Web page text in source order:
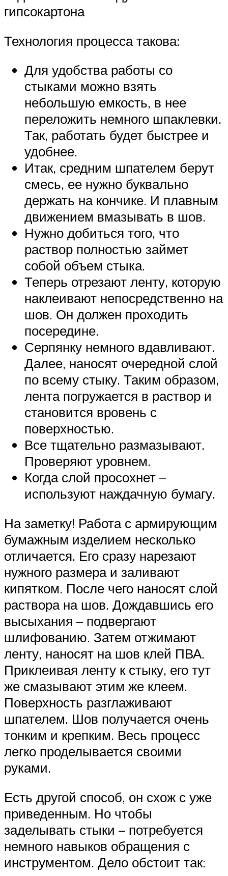
гипсокартона
Технология процесса такова:
Для удобства работы со
стыками можно взять
небольшую емкость, в нее
переложить немного шпаклевки.
Так, работать будет быстрее и
удобнее.
Итак, средним шпателем берут
смесь, ее нужно буквально
держать на кончике. И плавным
движением вмазывать в шов.
Нужно добиться того, что
раствор полностью займет
собой объем стыка.
Теперь отрезают ленту, которую
наклеивают непосредственно на
шов. Он должен проходить
посередине.
Серпянку немного вдавливают.
Далее, наносят очередной слой
по всему стыку. Таким образом,
лента погружается в раствор и
становится вровень с
поверхностью.
Все тщательно размазывают.
Проверяют уровнем.
Когда слой просохнет –
используют наждачную бумагу.
На заметку! Работа с армирующим
бумажным изделием несколько
отличается. Его сразу нарезают
нужного размера и заливают
кипятком. После чего наносят слой
раствора на шов. Дождавшись его
высыхания – подвергают
шлифованию. Затем отжимают
ленту, наносят на шов клей ПВА.
Приклеивая ленту к стыку, его тут
же смазывают этим же клеем.
Поверхность разглаживают
шпателем. Шов получается очень
тонким и крепким. Весь процесс
легко проделывается своими
руками.
Есть другой способ, он схож с уже
приведенным. Но чтобы
заделывать стыки – потребуется
немного навыков обращения с
инструментом. Дело обстоит так: